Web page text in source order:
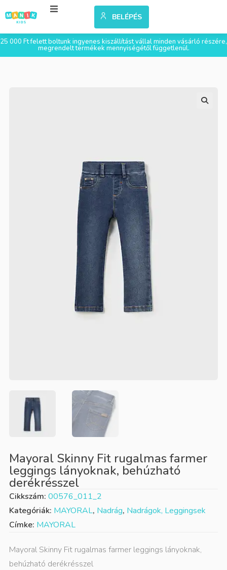
BELÉPÉS
25 000 Ft felett boltunk ingyenes kiszállítást vállal minden vásárló részére,
megrendelt termékek mennyiségétől függetlenül.
Mayoral Skinny Fit rugalmas farmer
leggings lányoknak, behúzható
derékrésszel
Cikkszám: 00576_011_2
Kategóriák: MAYORAL, Nadrág, Nadrágok, Leggingsek
Címke: MAYORAL
Mayoral Skinny Fit rugalmas farmer leggings lányoknak,
behúzható derékrésszel